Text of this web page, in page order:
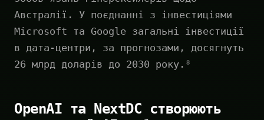
Австралії. У поєднанні з інвестиціями
Microsoft та Google загальні інвестиції
в дата-центри, за прогнозами, досягнуть
26 млрд доларів до 2030 року.⁸
OpenAI та NextDC створюють